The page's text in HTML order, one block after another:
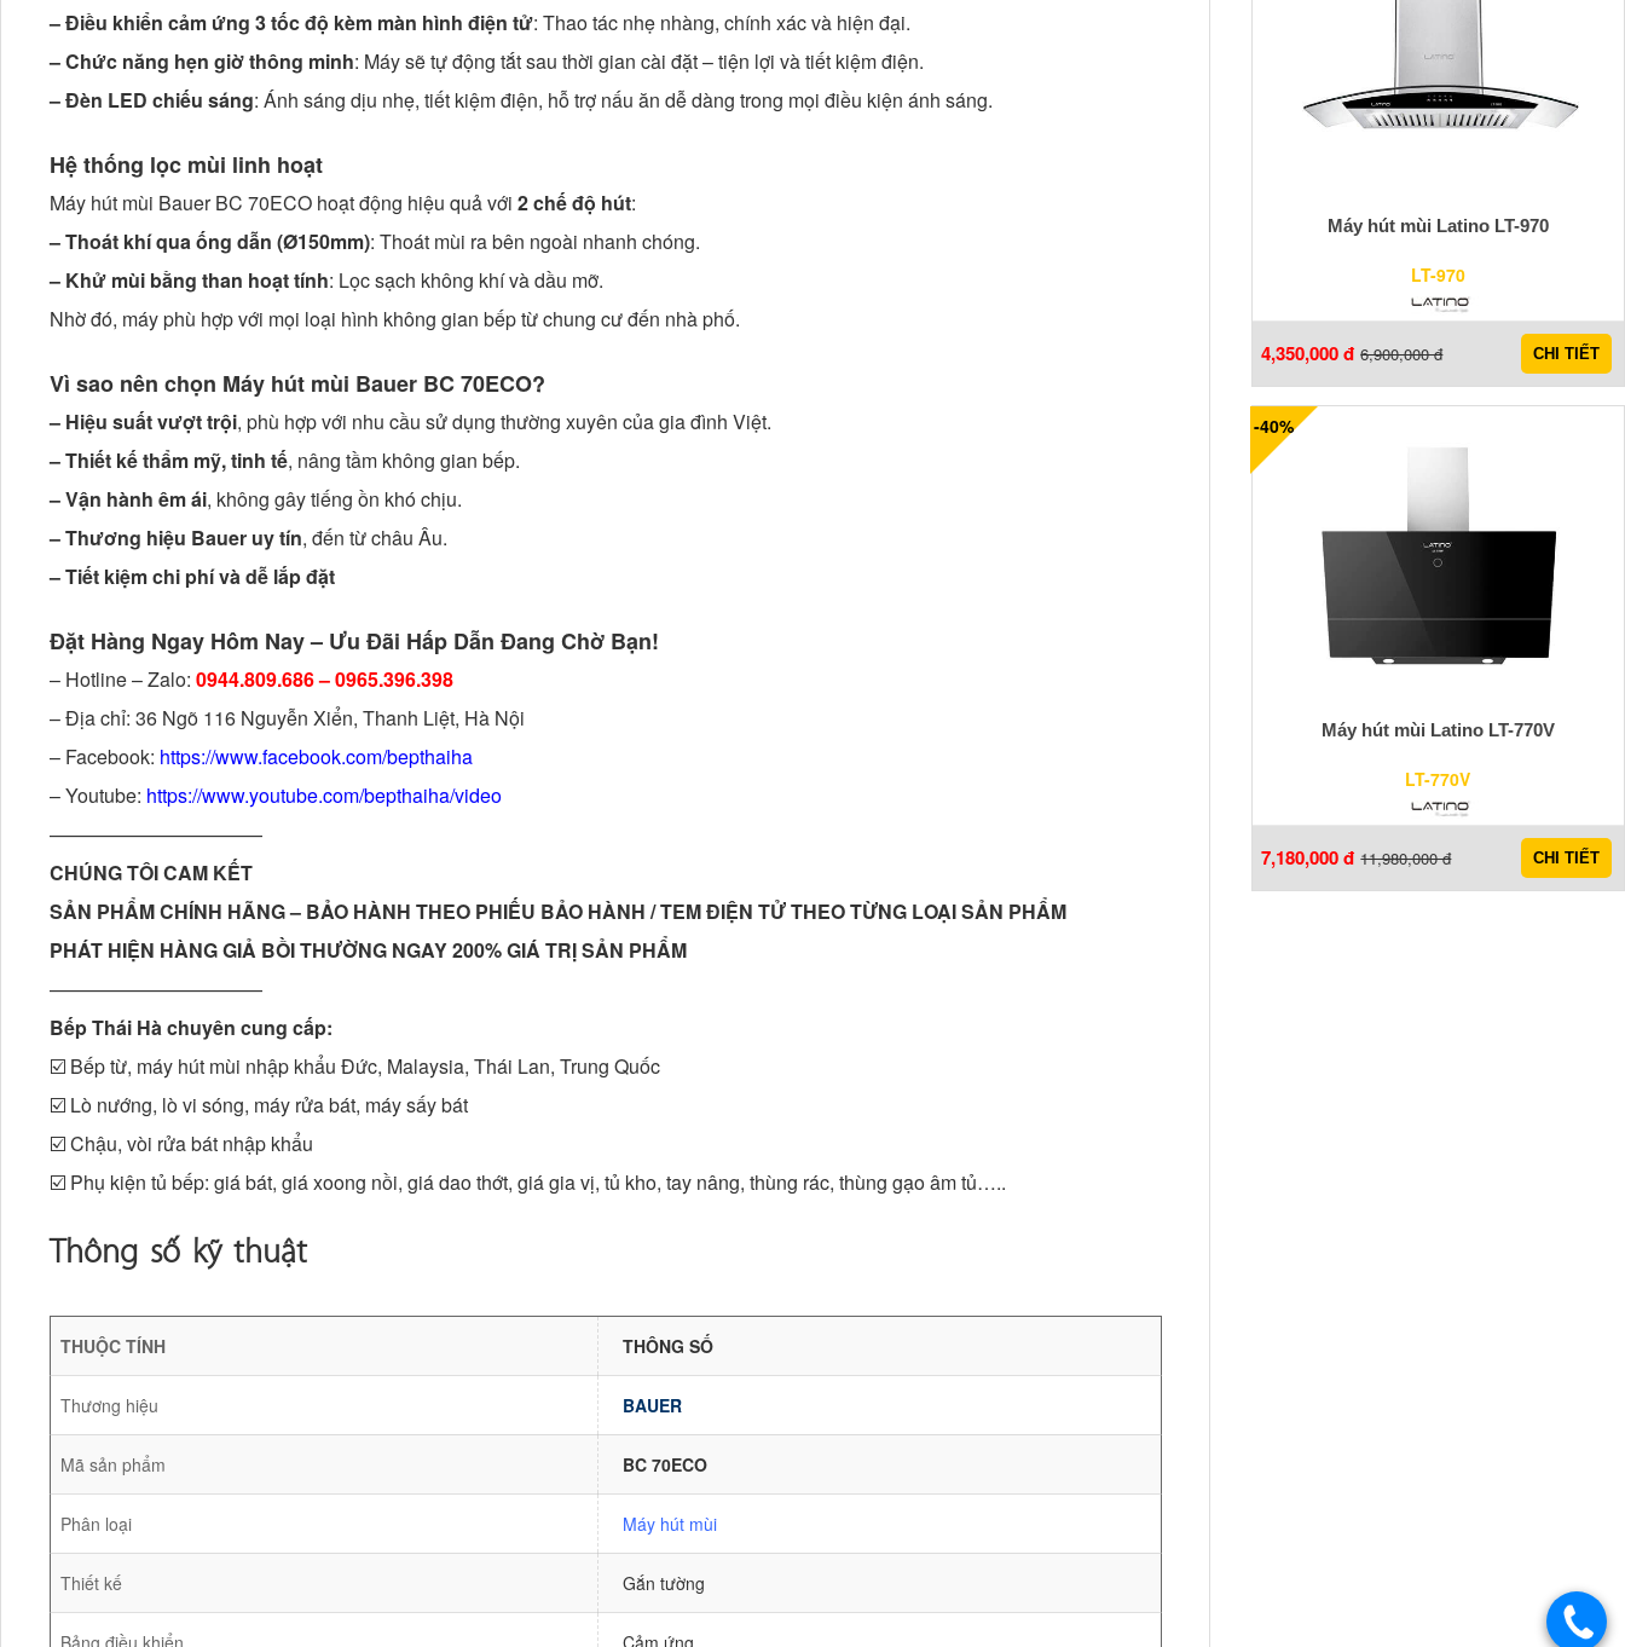
– Điều khiển cảm ứng 3 tốc độ kèm màn hình điện tử: Thao tác nhẹ nhàng, chính xác và hiện đại.
– Chức năng hẹn giờ thông minh: Máy sẽ tự động tắt sau thời gian cài đặt – tiện lợi và tiết kiệm điện.
– Đèn LED chiếu sáng: Ánh sáng dịu nhẹ, tiết kiệm điện, hỗ trợ nấu ăn dễ dàng trong mọi điều kiện ánh sáng.
Hệ thống lọc mùi linh hoạt
Máy hút mùi Bauer BC 70ECO hoạt động hiệu quả với 2 chế độ hút:
– Thoát khí qua ống dẫn (Ø150mm): Thoát mùi ra bên ngoài nhanh chóng.
– Khử mùi bằng than hoạt tính: Lọc sạch không khí và dầu mỡ.
Nhờ đó, máy phù hợp với mọi loại hình không gian bếp từ chung cư đến nhà phố.
Vì sao nên chọn Máy hút mùi Bauer BC 70ECO?
– Hiệu suất vượt trội, phù hợp với nhu cầu sử dụng thường xuyên của gia đình Việt.
– Thiết kế thẩm mỹ, tinh tế, nâng tầm không gian bếp.
– Vận hành êm ái, không gây tiếng ồn khó chịu.
– Thương hiệu Bauer uy tín, đến từ châu Âu.
– Tiết kiệm chi phí và dễ lắp đặt
Đặt Hàng Ngay Hôm Nay – Ưu Đãi Hấp Dẫn Đang Chờ Bạn!
– Hotline – Zalo: 0944.809.686 – 0965.396.398
– Địa chỉ: 36 Ngõ 116 Nguyễn Xiển, Thanh Liệt, Hà Nội
– Facebook: https://www.facebook.com/bepthaiha
– Youtube: https://www.youtube.com/bepthaiha/video
———————————
CHÚNG TÔI CAM KẾT
SẢN PHẨM CHÍNH HÃNG – BẢO HÀNH THEO PHIẾU BẢO HÀNH / TEM ĐIỆN TỬ THEO TỪNG LOẠI SẢN PHẨM
PHÁT HIỆN HÀNG GIẢ BỒI THƯỜNG NGAY 200% GIÁ TRỊ SẢN PHẨM
———————————
Bếp Thái Hà chuyên cung cấp:
☑️ Bếp từ, máy hút mùi nhập khẩu Đức, Malaysia, Thái Lan, Trung Quốc
☑️ Lò nướng, lò vi sóng, máy rửa bát, máy sấy bát
☑️ Chậu, vòi rửa bát nhập khẩu
☑️ Phụ kiện tủ bếp: giá bát, giá xoong nồi, giá dao thớt, giá gia vị, tủ kho, tay nâng, thùng rác, thùng gạo âm tủ…..
Thông số kỹ thuật
THUỘC TÍNH THÔNG SỐ
Thương hiệu BAUER
Mã sản phẩm BC 70ECO
Phân loại Máy hút mùi
Thiết kế Gắn tường
Máy hút mùi Latino LT-970
LT-970
4,350,000 đ 6,900,000 đ CHI TIẾT
-40%
Máy hút mùi Latino LT-770V
LT-770V
7,180,000 đ 11,980,000 đ CHI TIẾT